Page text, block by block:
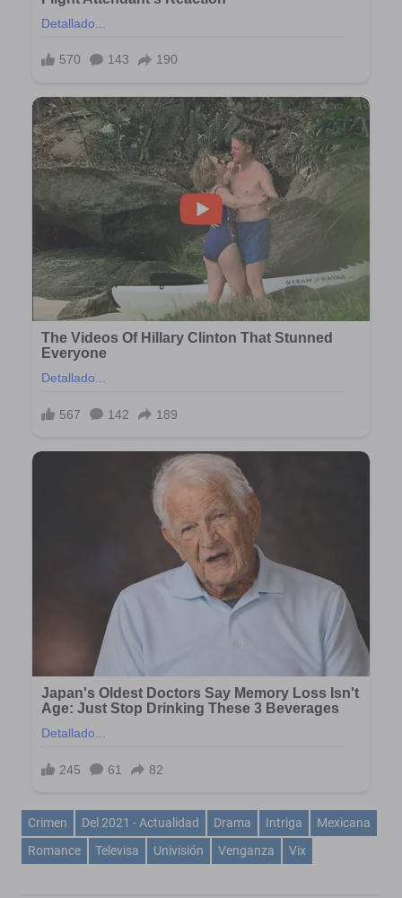
Crimen Del 2021 - Actualidad Drama Intriga
Mexicana
Romance
Televisa Univisión Venganza Vix